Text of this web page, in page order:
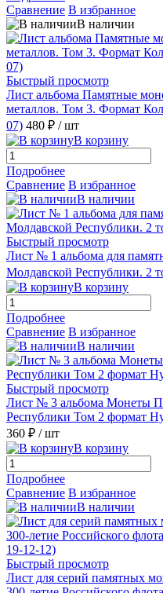
Сравнение В избранное
В наличии
Быстрый просмотр
Лист альбома Памятные
металлов. Том 3. Формат
07) 480 ₽ / шт
В корзину
Подробнее
Сравнение В избранное
В наличии
Быстрый просмотр
Лист № 1 альбома для
Молдавской Республики. 2
В корзину
Подробнее
Сравнение В избранное
В наличии
Быстрый просмотр
Лист № 3 альбома Монеты
Республики Том 2 формат
360 ₽ / шт
В корзину
Подробнее
Сравнение В избранное
В наличии
Быстрый просмотр
Лист для серий памятных